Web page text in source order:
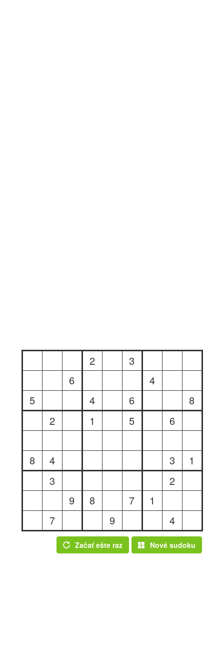
2
3
6
4
5
4 6
8
2
1 5 6
8 4 3
1
3
2
9
8 7
1
7
9 4
Začať ešte raz Nové sudoku